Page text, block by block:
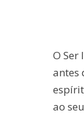
O Ser
antes
ao